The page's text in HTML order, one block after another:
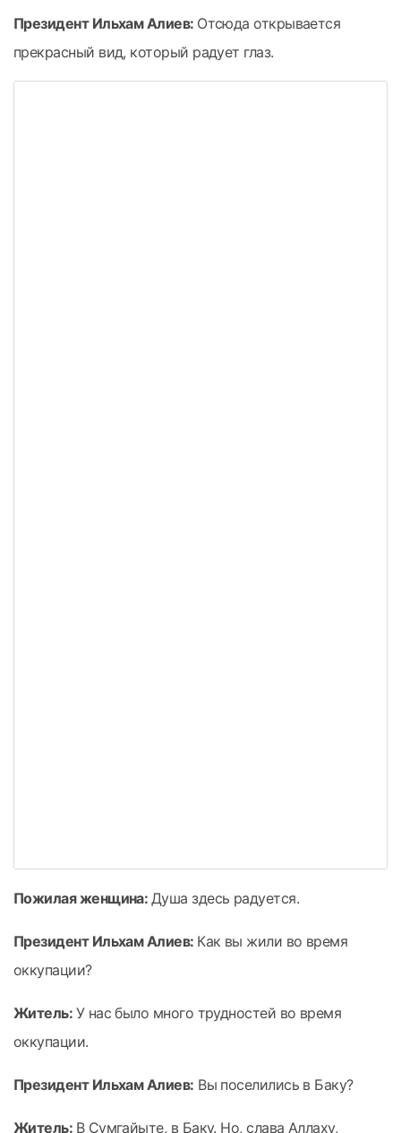
Президент Ильхам Алиев: Отсюда открывается
прекрасный вид, который радует глаз.
Пожилая женщина: Душа здесь радуется.
Президент Ильхам Алиев: Как вы жили во время
оккупации?
Житель: У нас было много трудностей во время
оккупации.
Президент Ильхам Алиев: Вы поселились в Баку?
Житель: В Сумгайыте, в Баку. Но, слава Аллаху,